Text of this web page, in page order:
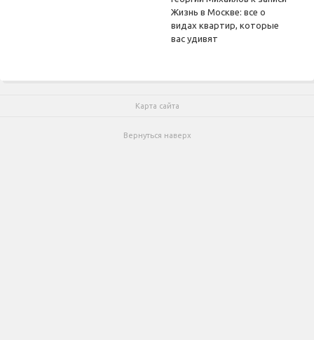
Жизнь в Москве: все о
видах квартир, которые
вас удивят
Карта сайта
Вернуться наверх